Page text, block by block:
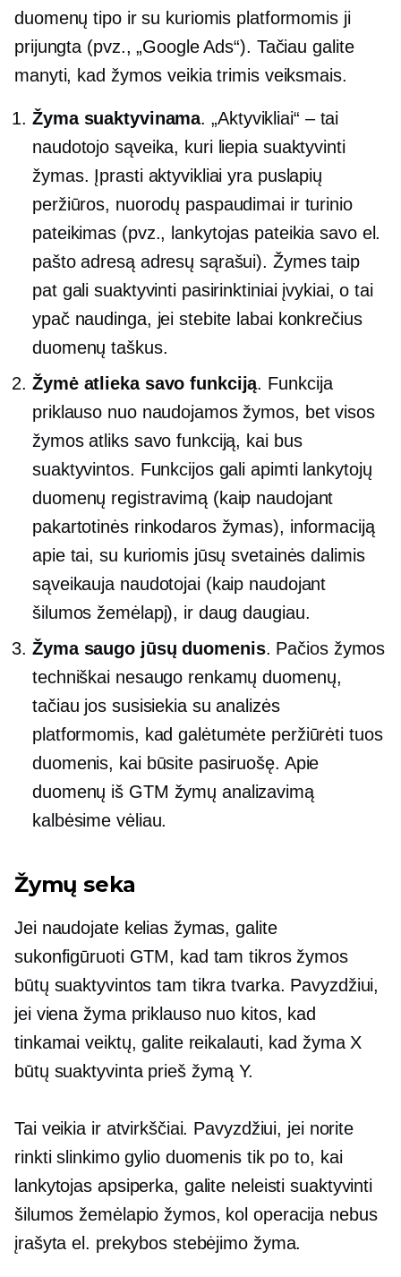
duomenų tipo ir su kuriomis platformomis ji
prijungta (pvz., „Google Ads“). Tačiau galite
manyti, kad žymos veikia trimis veiksmais.
Žyma suaktyvinama. „Aktyvikliai“ – tai
naudotojo sąveika, kuri liepia suaktyvinti
žymas. Įprasti aktyvikliai yra puslapių
peržiūros, nuorodų paspaudimai ir turinio
pateikimas (pvz., lankytojas pateikia savo el.
pašto adresą adresų sąrašui). Žymes taip
pat gali suaktyvinti pasirinktiniai įvykiai, o tai
ypač naudinga, jei stebite labai konkrečius
duomenų taškus.
Žymė atlieka savo funkciją. Funkcija
priklauso nuo naudojamos žymos, bet visos
žymos atliks savo funkciją, kai bus
suaktyvintos. Funkcijos gali apimti lankytojų
duomenų registravimą (kaip naudojant
pakartotinės rinkodaros žymas), informaciją
apie tai, su kuriomis jūsų svetainės dalimis
sąveikauja naudotojai (kaip naudojant
šilumos žemėlapį), ir daug daugiau.
Žyma saugo jūsų duomenis. Pačios žymos
techniškai nesaugo renkamų duomenų,
tačiau jos susisiekia su analizės
platformomis, kad galėtumėte peržiūrėti tuos
duomenis, kai būsite pasiruošę. Apie
duomenų iš GTM žymų analizavimą
kalbėsime vėliau.
Žymų seka
Jei naudojate kelias žymas, galite
sukonfigūruoti GTM, kad tam tikros žymos
būtų suaktyvintos tam tikra tvarka. Pavyzdžiui,
jei viena žyma priklauso nuo kitos, kad
tinkamai veiktų, galite reikalauti, kad žyma X
būtų suaktyvinta prieš žymą Y.
Tai veikia ir atvirkščiai. Pavyzdžiui, jei norite
rinkti slinkimo gylio duomenis tik po to, kai
lankytojas apsiperka, galite neleisti suaktyvinti
šilumos žemėlapio žymos, kol operacija nebus
įrašyta el. prekybos stebėjimo žyma.